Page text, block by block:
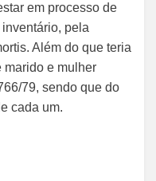
em processo de
pela
Além do que teria
marido e mulher
79, sendo que do
cada um.